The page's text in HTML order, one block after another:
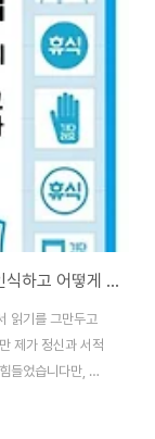
자로 치료로 잘 빠
.
자폐 스펙트럼 - 장애와 비장애 사이 어떻게 인식하고 어떻게 지원할까?
읽기를 그만두고
제가 정신과 서적
들었습니다만, 이
도로 추산되는 특